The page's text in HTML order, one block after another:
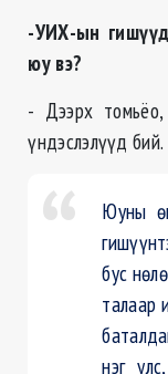
-УИХ-ын
юу вэ?
- Дээрх томьёо,
үндэслэлүүд бий.
Юуны
бус
талаар
нэг